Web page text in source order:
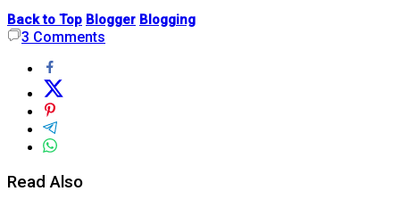
Back to Top Blogger Blogging
3 Comments
Read Also